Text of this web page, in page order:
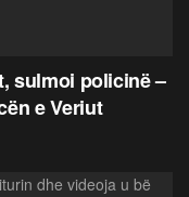
sulmoi policinë –
e Veriut